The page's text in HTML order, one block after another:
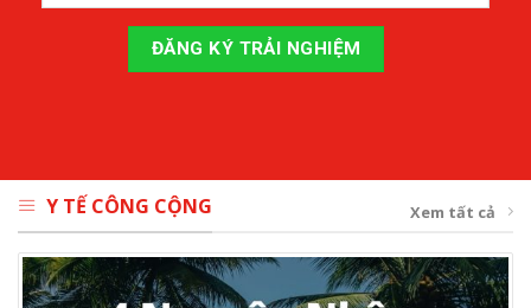
Y TẾ CÔNG CỘNG Xem tất cả